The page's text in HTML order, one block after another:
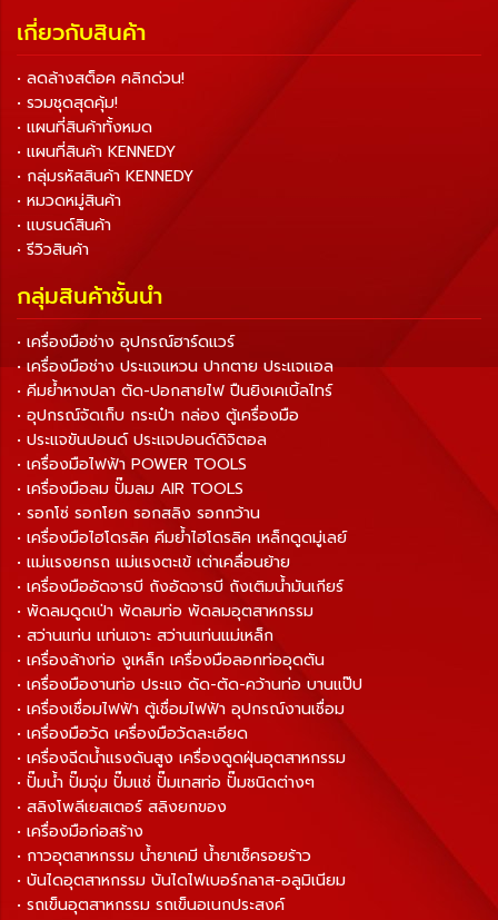
เกี่ยวกับสินค้า
• ลดล้างสต็อค คลิกด่วน!
• รวมชุดสุดคุ้ม!
• แผนที่สินค้าทั้งหมด
• แผนที่สินค้า KENNEDY
• กลุ่มรหัสสินค้า KENNEDY
• หมวดหมู่สินค้า
• แบรนด์สินค้า
• รีวิวสินค้า
กลุ่มสินค้าชั้นนำ
• เครื่องมือช่าง อุปกรณ์ฮาร์ดแวร์
• เครื่องมือช่าง ประแจแหวน ปากตาย ประแจแอล
• คีมย้ำหางปลา ตัด-ปอกสายไฟ ปืนยิงเคเบิ้ลไทร์
• อุปกรณ์จัดเก็บ กระเป๋า กล่อง ตู้เครื่องมือ
• ประแจขันปอนด์ ประแจปอนด์ดิจิตอล
• เครื่องมือไฟฟ้า POWER TOOLS
• เครื่องมือลม ปั๊มลม AIR TOOLS
• รอกโซ่ รอกโยก รอกสลิง รอกกว้าน
• เครื่องมือไฮโดรลิค คีมย้ำไฮโดรลิค เหล็กดูดมู่เลย์
• แม่แรงยกรถ แม่แรงตะเข้ เต่าเคลื่อนย้าย
• เครื่องมืออัดจารบี ถังอัดจารบี ถังเติมน้ำมันเกียร์
• พัดลมดูดเป่า พัดลมท่อ พัดลมอุตสาหกรรม
• สว่านแท่น แท่นเจาะ สว่านแท่นแม่เหล็ก
• เครื่องล้างท่อ งูเหล็ก เครื่องมือลอกท่ออุดตัน
• เครื่องมืองานท่อ ประแจ ดัด-ตัด-คว้านท่อ บานแป๊ป
• เครื่องเชื่อมไฟฟ้า ตู้เชื่อมไฟฟ้า อุปกรณ์งานเชื่อม
• เครื่องมือวัด เครื่องมือวัดละเอียด
• เครื่องฉีดน้ำแรงดันสูง เครื่องดูดฝุ่นอุตสาหกรรม
• ปั๊มน้ำ ปั๊มจุ่ม ปั๊มแช่ ปั๊มเทสท่อ ปั๊มชนิดต่างๆ
• สลิงโพลีเยสเตอร์ สลิงยกของ
• เครื่องมือก่อสร้าง
• กาวอุตสาหกรรม น้ำยาเคมี น้ำยาเช็ครอยร้าว
• บันไดอุตสาหกรรม บันไดไฟเบอร์กลาส-อลูมิเนียม
• รถเข็นอุตสาหกรรม รถเข็นอเนกประสงค์